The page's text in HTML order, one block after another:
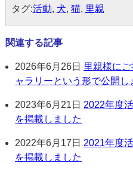
タグ:活動, 犬, 猫, 里親
関連する記事
2026年6月26日 里親様に
ャラリーという形で公開し
2023年6月21日 2022年度
を掲載しました
2022年6月17日 2021年度
を掲載しました